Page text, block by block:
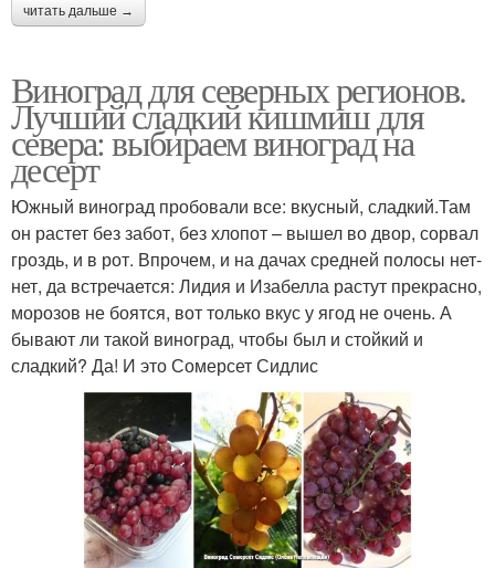
читать дальше →
Виноград для северных регионов.
Лучший сладкий кишмиш для
севера: выбираем виноград на
десерт
Южный виноград пробовали все: вкусный, сладкий.Там
он растет без забот, без хлопот – вышел во двор, сорвал
гроздь, и в рот. Впрочем, и на дачах средней полосы нет-
нет, да встречается: Лидия и Изабелла растут прекрасно,
морозов не боятся, вот только вкус у ягод не очень. А
бывают ли такой виноград, чтобы был и стойкий и
сладкий? Да! И это Сомерсет Сидлис